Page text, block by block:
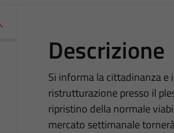
Descrizione
Si informa la cittadinanza e
ristrutturazione presso il
ripristino della normale
mercato settimanale